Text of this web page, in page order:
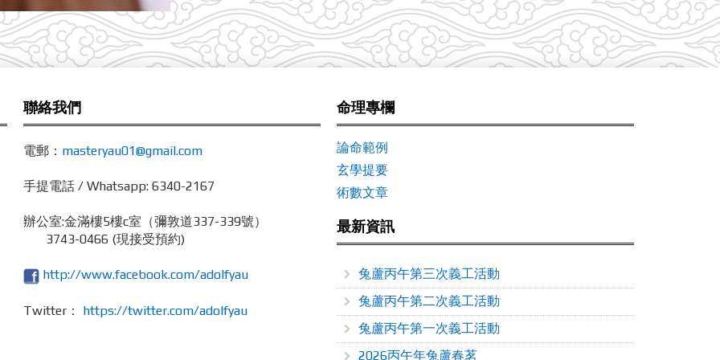
聯絡我們
電郵： masteryau01@gmail.com
手提電話 / Whatsapp: 6340-2167
辦公室:金滿樓5樓c室（彌敦道337-339號）
3743-0466 (現接受預約)
http://www.facebook.com/adolfyau
Twitter： https://twitter.com/adolfyau
命理專欄
論命範例
玄學提要
術數文章
最新資訊
兔蘆丙午第三次義工活動
兔蘆丙午第二次義工活動
兔蘆丙午第一次義工活動
2026丙午年兔蘆春茗